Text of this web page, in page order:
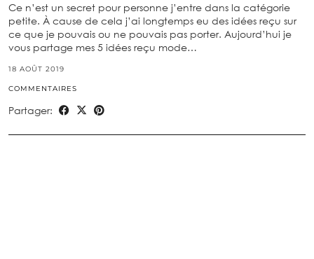
Ce n’est un secret pour personne j’entre dans la catégorie
petite. À cause de cela j’ai longtemps eu des idées reçu sur
ce que je pouvais ou ne pouvais pas porter. Aujourd’hui je
vous partage mes 5 idées reçu mode…
18 AOÛT 2019
COMMENTAIRES
Partager: